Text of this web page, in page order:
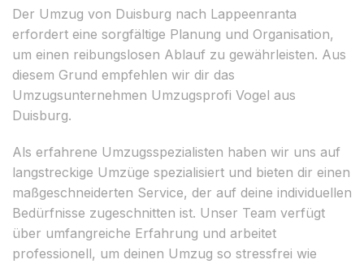
Der Umzug von Duisburg nach Lappeenranta
erfordert eine sorgfältige Planung und Organisation,
um einen reibungslosen Ablauf zu gewährleisten. Aus
diesem Grund empfehlen wir dir das
Umzugsunternehmen Umzugsprofi Vogel aus
Duisburg.
Als erfahrene Umzugsspezialisten haben wir uns auf
langstreckige Umzüge spezialisiert und bieten dir einen
maßgeschneiderten Service, der auf deine individuellen
Bedürfnisse zugeschnitten ist. Unser Team verfügt
über umfangreiche Erfahrung und arbeitet
professionell, um deinen Umzug so stressfrei wie